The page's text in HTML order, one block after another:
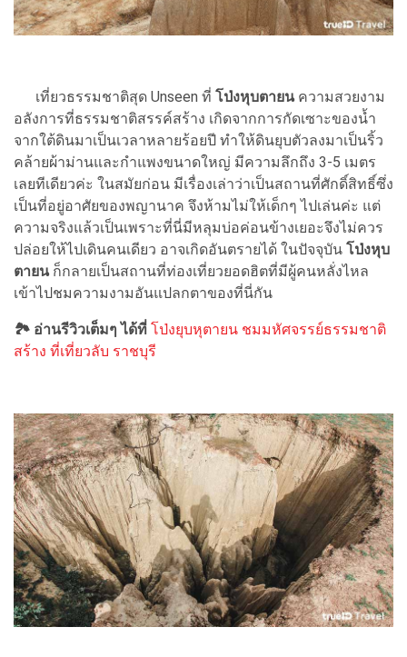
เที่ยวธรรมชาติสุด Unseen ที่ โป่งหุบตายนความสวยงาม
อลังการที่ธรรมชาติสรรค์สร้าง เกิดจากการกัดเซาะของน้ำ
จากใต้ดินมาเป็นเวลาหลายร้อยปี ทำให้ดินยุบตัวลงมาเป็นริ้ว
คล้ายผ้าม่านและกำแพงขนาดใหญ่ มีความลึกถึง 3-5 เมตร
เลยทีเดียวค่ะ ในสมัยก่อน มีเรื่องเล่าว่าเป็นสถานที่ศักดิ์สิทธิ์ซึ่ง
เป็นที่อยู่อาศัยของพญานาค จึงห้ามไม่ให้เด็กๆ ไปเล่นค่ะ แต่
ความจริงแล้วเป็นเพราะที่นี่มีหลุมบ่อค่อนข้างเยอะจึงไม่ควร
ปล่อยให้ไปเดินคนเดียว อาจเกิดอันตรายได้ ในปัจจุบัน โป่งหุบ
ตายนก็กลายเป็นสถานที่ท่องเที่ยวยอดฮิตที่มีผู้คนหลั่งไหล
เข้าไปชมความงามอันแปลกตาของที่นี่กัน
🏞 อ่านรีวิวเต็มๆ ได้ที่ โป่งยุบหุตายน ชมมหัศจรรย์ธรรมชาติ
สร้าง ที่เที่ยวลับ ราชบุรี